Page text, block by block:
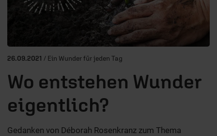
PROGRAMM
26.09.2021 / Ein Wunder für jeden Tag
Wo entstehen Wunder
eigentlich?
Gedanken von Déborah Rosenkranz zum Thema